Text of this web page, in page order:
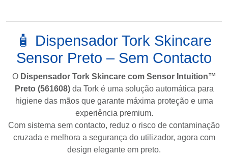
🧴 Dispensador Tork Skincare
Sensor Preto – Sem Contacto
O Dispensador Tork Skincare com Sensor Intuition™
Preto (561608)da Torké uma solução automática para
higiene das mãos que garante máxima proteção e uma
experiência premium.
Com sistema sem contacto, reduz o risco de contaminação
cruzada e melhora a segurança do utilizador, agora com
design elegante em preto.